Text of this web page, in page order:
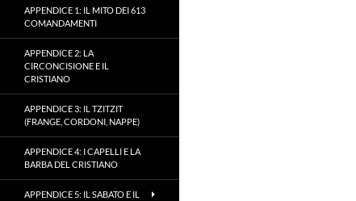
APPENDICE 1: IL MITO DEI 613
COMANDAMENTI
APPENDICE 2: LA
CIRCONCISIONE E IL
CRISTIANO
APPENDICE 3: IL TZITZIT
(FRANGE, CORDONI, NAPPE)
APPENDICE 4: I CAPELLI E LA
BARBA DEL CRISTIANO
APPENDICE 5: IL SABATO E IL